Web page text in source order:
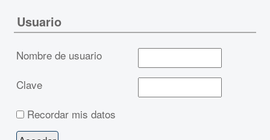
Usuario
Nombre de usuario
Clave
Recordar mis datos